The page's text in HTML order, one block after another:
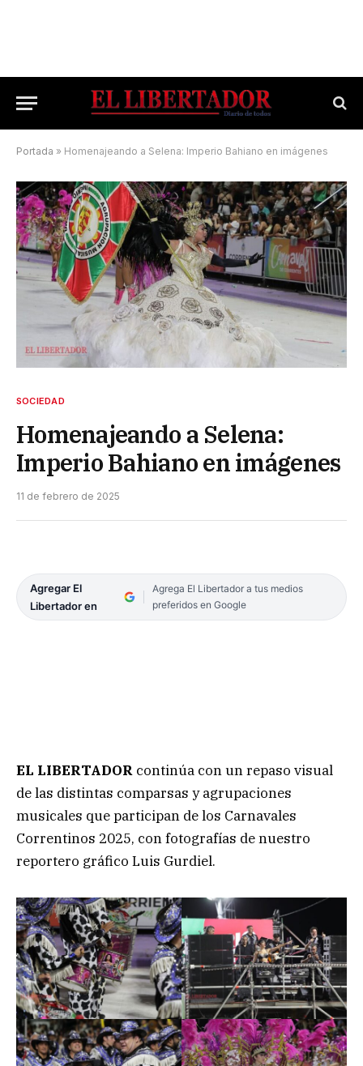
Portada » Homenajeando a Selena: Imperio Bahiano en imágenes
SOCIEDAD
Homenajeando a Selena:
Imperio Bahiano en imágenes
11 de febrero de 2025
Agregar El
Libertador en
Agrega El Libertador a tus medios
preferidos en Google
EL LIBERTADOR continúa con un repaso visual
de las distintas comparsas y agrupaciones
musicales que participan de los Carnavales
Correntinos 2025, con fotografías de nuestro
reportero gráfico Luis Gurdiel.